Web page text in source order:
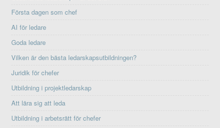
Första dagen som chef
AI för ledare
Goda ledare
Vilken är den bästa ledarskapsutbildningen?
Juridik för chefer
Utbildning i projektledarskap
Att lära sig att leda
Utbildning i arbetsrätt för chefer